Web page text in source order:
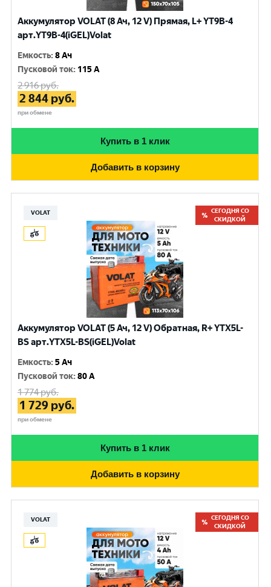
Аккумулятор VOLAT (8 Ач, 12 V) Прямая, L+ YT9B-4
арт.YT9B-4(iGEL)Volat
Емкость:8 Ач
Пусковой ток: 115 A
2 916руб.
2 844 руб.
при обмене
Купить в 1 клик
Добавить в корзину
VOLAT
СЕГОДНЯ СО
СКИДКОЙ
Аккумулятор VOLAT (5 Ач, 12 V) Обратная, R+ YTX5L-
BS арт.YTX5L-BS(iGEL)Volat
Емкость:5 Ач
Пусковой ток:80 A
1 774руб.
1 729 руб.
при обмене
Купить в 1 клик
Добавить в корзину
VOLAT
СЕГОДНЯ СО
СКИДКОЙ